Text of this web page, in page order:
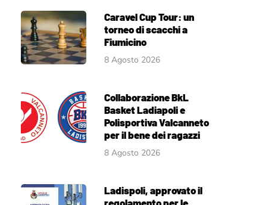
Caravel Cup Tour: un
torneo di scacchi a
Fiumicino
8 Agosto 2026
Collaborazione BkL
Basket Ladiapoli e
Polisportiva Valcanneto
per il bene dei ragazzi
8 Agosto 2026
Ladispoli, approvato il
regolamento per le